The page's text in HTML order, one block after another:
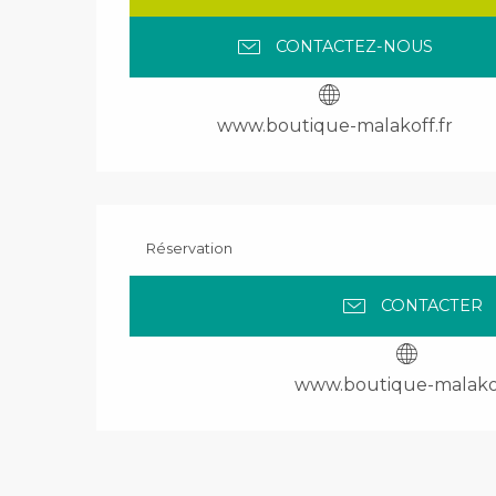
CONTACTEZ-NOUS
www.boutique-malakoff.fr
Réservation
CONTACTER
www.boutique-